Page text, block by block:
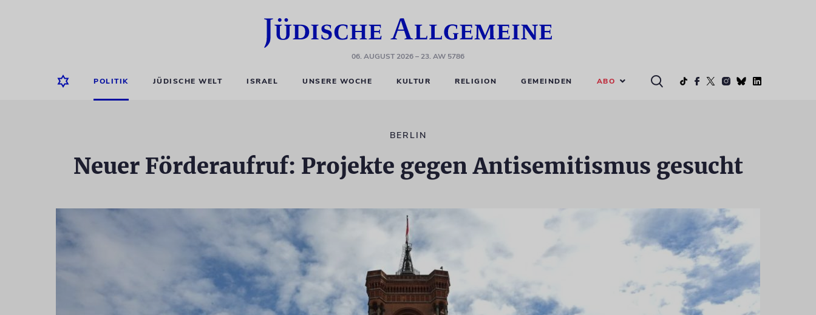
06. AUGUST 2026– 23. AW 5786
POLITIK JÜDISCHE WELT ISRAEL UNSERE WOCHE KULTUR RELIGION GEMEINDEN ABO
BERLIN
Neuer Förderaufruf: Projekte gegen Antisemitismus gesucht